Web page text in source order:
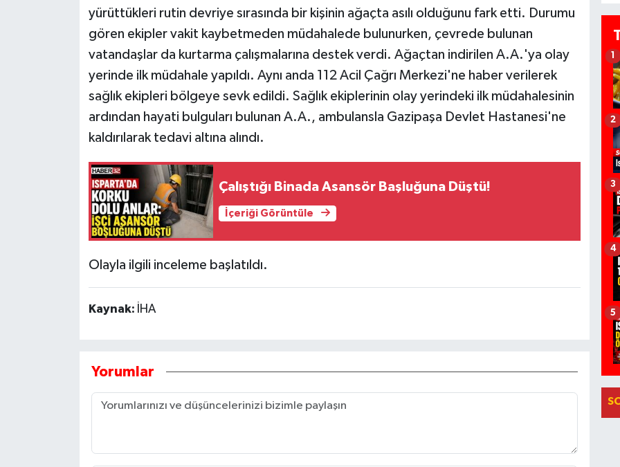
yürüttükleri rutin devriye sırasında bir kişinin ağaçta asılı olduğunu fark etti. Durumu
gören ekipler vakit kaybetmeden müdahalede bulunurken, çevrede bulunan
vatandaşlar da kurtarma çalışmalarına destek verdi. Ağaçtan indirilen A.A.'ya olay
yerinde ilk müdahale yapıldı. Aynı anda 112 Acil Çağrı Merkezi'ne haber verilerek
sağlık ekipleri bölgeye sevk edildi. Sağlık ekiplerinin olay yerindeki ilk müdahalesinin
ardından hayati bulguları bulunan A.A., ambulansla Gazipaşa Devlet Hastanesi'ne
kaldırılarak tedavi altına alındı.
Çalıştığı Binada Asansör Başluğuna Düştü!
İçeriği Görüntüle
Olayla ilgili inceleme başlatıldı.
Kaynak: İHA
Yorumlar
1
2
3
4
5